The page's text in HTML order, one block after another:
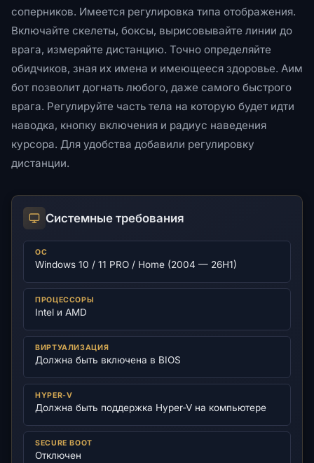
соперников. Имеется регулировка типа отображения.
Включайте скелеты, боксы, вырисовывайте линии до
врага, измеряйте дистанцию. Точно определяйте
обидчиков, зная их имена и имеющееся здоровье. Аим
бот позволит догнать любого, даже самого быстрого
врага. Регулируйте часть тела на которую будет идти
наводка, кнопку включения и радиус наведения
курсора. Для удобства добавили регулировку
дистанции.
Системные требования
ОС
Windows 10 / 11 PRO / Home (2004 — 26H1)
ПРОЦЕССОРЫ
Intel и AMD
ВИРТУАЛИЗАЦИЯ
Должна быть включена в BIOS
HYPER-V
Должна быть поддержка Hyper-V на компьютере
SECURE BOOT
Отключен